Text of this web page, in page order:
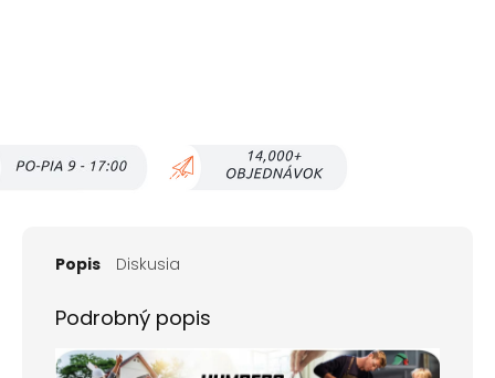
Popis Diskusia
Podrobný popis